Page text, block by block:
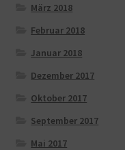
März 2018
Februar 2018
Januar 2018
Dezember 2017
Oktober 2017
September 2017
Mai 2017